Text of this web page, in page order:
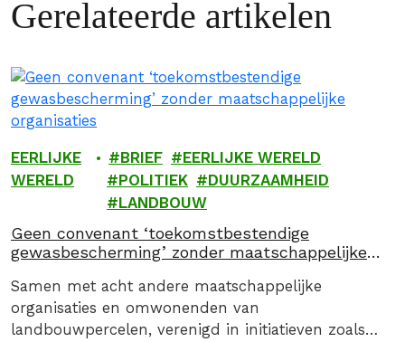
Gerelateerde artikelen
EERLIJKE
WERELD
BRIEF
EERLIJKE WERELD
POLITIEK
DUURZAAMHEID
LANDBOUW
Geen convenant ‘toekomstbestendige
gewasbescherming’ zonder maatschappelijke
Samen met acht andere maatschappelijke
organisaties en omwonenden van
landbouwpercelen, verenigd in initiatieven zoals